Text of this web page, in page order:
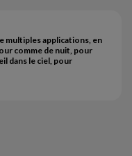
multiples applications, en
comme de nuit, pour
dans le ciel, pour